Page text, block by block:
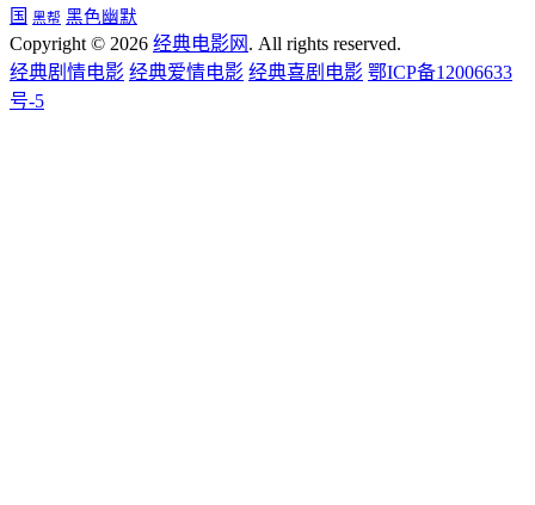
国 黑帮 黑色幽默
Copyright © 2026 经典电影网 . All rights reserved.
经典剧情电影 经典爱情电影 经典喜剧电影 鄂ICP备12006633
号-5